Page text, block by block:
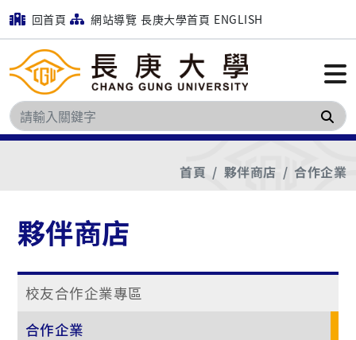
回首頁 網站導覽 長庚大學首頁 ENGLISH
搜
首頁 夥伴商店 合作企業
夥伴商店
校友合作企業專區
合作企業